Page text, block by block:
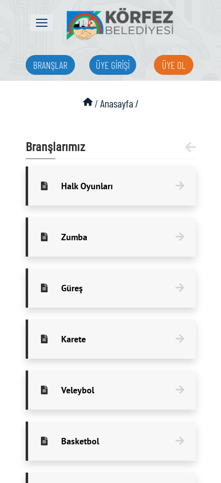
BRANŞLAR ÜYE GİRİŞİ ÜYE OL
/Anasayfa /
Branşlarımız
Halk Oyunları
Zumba
Güreş
Karete
Veleybol
Basketbol